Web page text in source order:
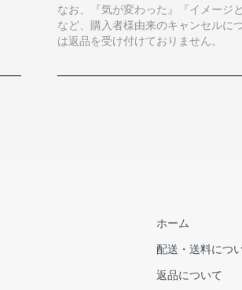
なお、『気が変わった』『イメージ
など、購入者様由来のキャンセルに
は返品を受け付けておりません。
ホーム
配送・送料につ
返品について